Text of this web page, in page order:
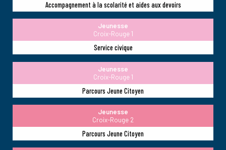
Accompagnement à la scolarité et aides aux devoirs
Jeunesse
Croix-Rouge 1
Service civique
Jeunesse
Croix-Rouge 1
Parcours Jeune Citoyen
Jeunesse
Croix-Rouge 2
Parcours Jeune Citoyen